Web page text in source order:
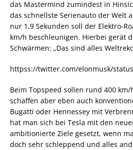
das Mastermind zumindest in
das schnellste Serienauto der Welt
nur 1,9 Sekunden soll der Elektro-
km/h beschleunigen. Hierbei gerät
Schwärmen: „Das sind alles
httpss://twitter.com/elonmusk/
Beim Topspeed sollen rund 400
schaffen aber eben auch
Bugatti oder Hennessey mit
hat man sich bei Tesla mit den
ambitionierte Ziele gesetzt, wenn
doch sehr schleppend und alles